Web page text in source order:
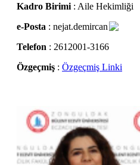
Kadro Birimi : Aile Hekimliği
e-Posta : nejat.demircan
Telefon : 2612001-3166
Özgeçmiş : Özgeçmiş Linki